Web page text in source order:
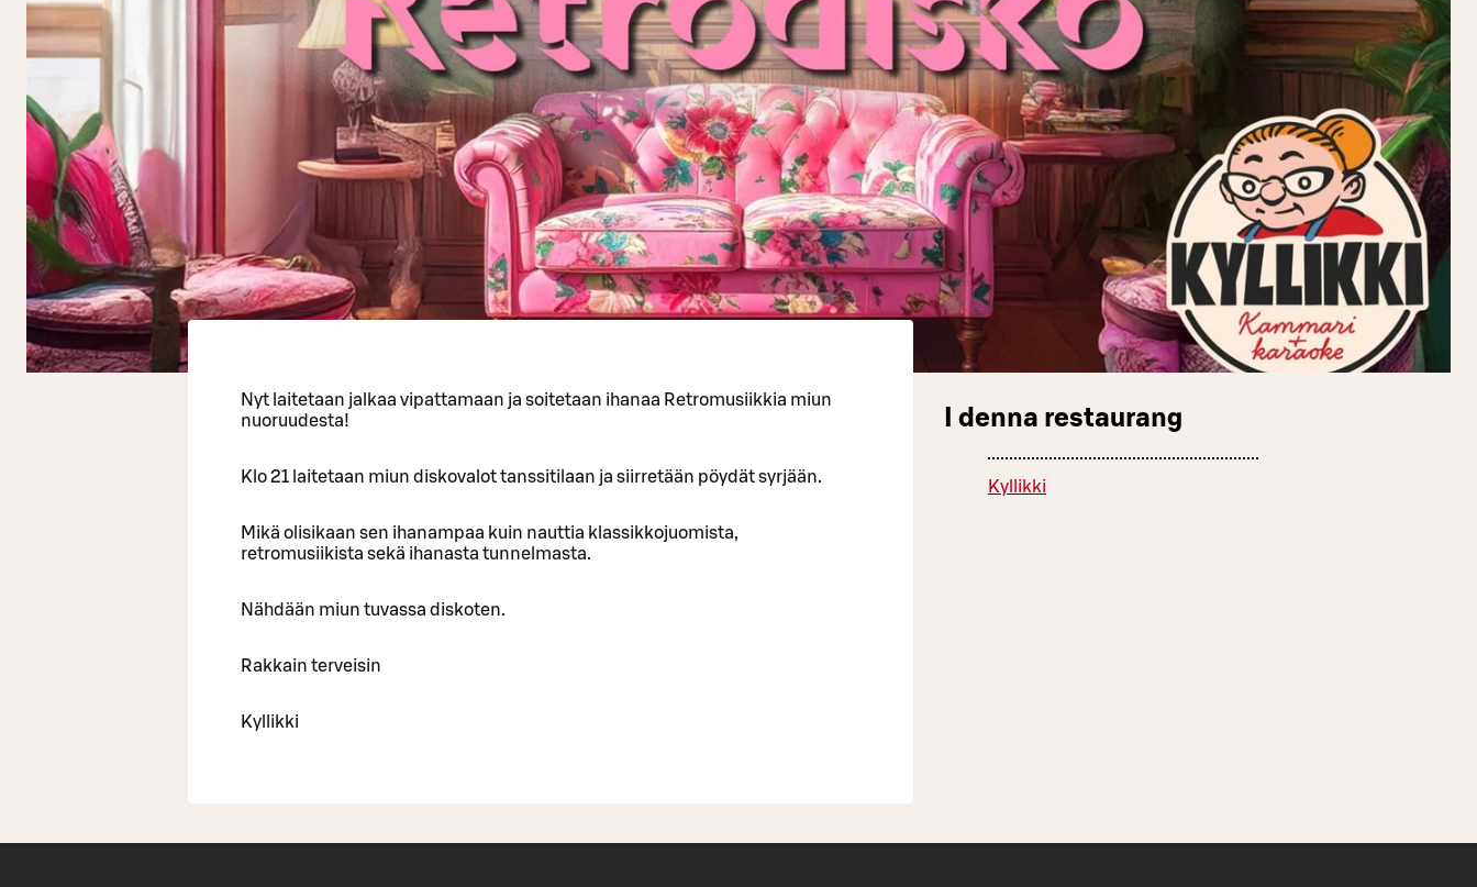
Nyt laitetaan jalkaa vipattamaan ja soitetaan ihanaa Retromusiikkia miun
nuoruudesta!
Klo 21 laitetaan miun diskovalot tanssitilaan ja siirretään pöydät syrjään.
Mikä olisikaan sen ihanampaa kuin nauttia klassikkojuomista,
retromusiikista sekä ihanasta tunnelmasta.
Nähdään miun tuvassa diskoten.
Rakkain terveisin
Kyllikki
I denna restaurang
Kyllikki